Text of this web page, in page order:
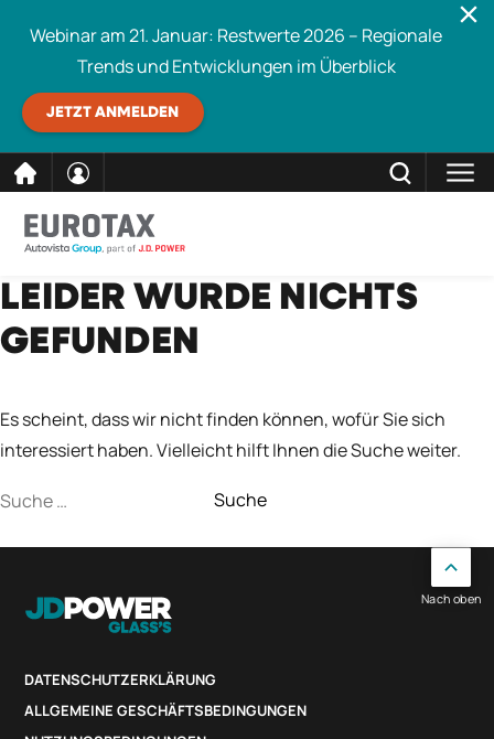
direkt
zum
Inhalt
Webinar am 21. Januar: Restwerte 2026 – Regionale
Trends und Entwicklungen im Überblick
JETZT ANMELDEN
Eurotax durchsuchen SCHLIESSEN
LEIDER WURDE NICHTS
GEFUNDEN
Es scheint, dass wir nicht finden können, wofür Sie sich
interessiert haben. Vielleicht hilft Ihnen die Suche weiter.
Suche
DATENSCHUTZERKLÄRUNG
ALLGEMEINE GESCHÄFTSBEDINGUNGEN
Nach oben